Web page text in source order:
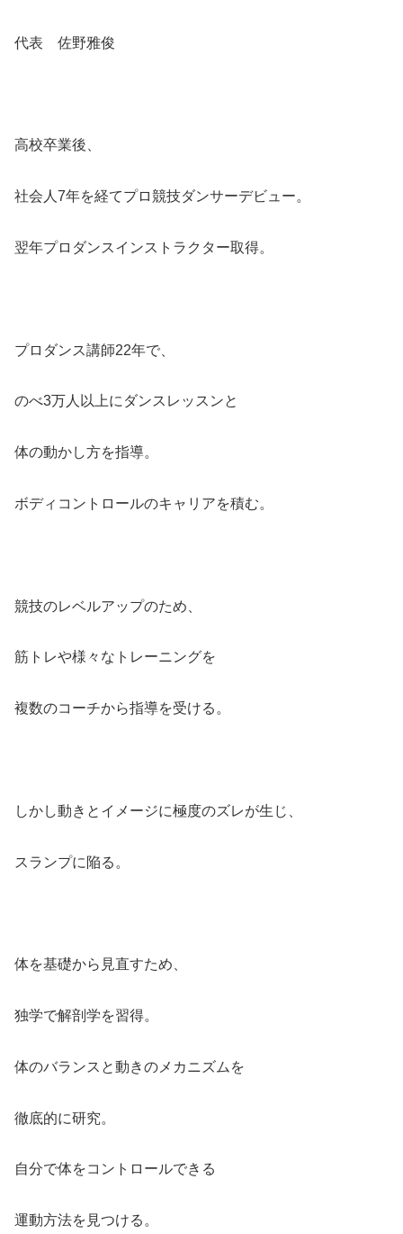
代表 佐野雅俊
高校卒業後、
社会人7年を経てプロ競技ダンサーデビュー。
翌年プロダンスインストラクター取得。
プロダンス講師22年で、
のべ3万人以上にダンスレッスンと
体の動かし方を指導。
ボディコントロールのキャリアを積む。
競技のレベルアップのため、
筋トレや様々なトレーニングを
複数のコーチから指導を受ける。
しかし動きとイメージに極度のズレが生じ、
スランプに陥る。
体を基礎から見直すため、
独学で解剖学を習得。
体のバランスと動きのメカニズムを
徹底的に研究。
自分で体をコントロールできる
運動方法を見つける。